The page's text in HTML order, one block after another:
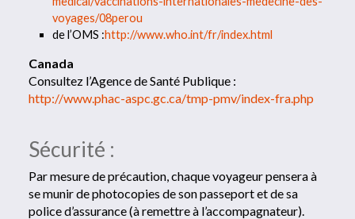
voyages/08perou
de l’OMS :http://www.who.int/fr/index.html
Canada
Consultez l’Agence de Santé Publique :
http://www.phac-aspc.gc.ca/tmp-pmv/index-fra.php
Sécurité :
Par mesure de précaution, chaque voyageur pensera à
se munir de photocopies de son passeport et de sa
police d’assurance (à remettre à l’accompagnateur).